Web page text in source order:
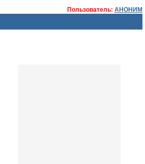
Пользователь: АНОНИМ